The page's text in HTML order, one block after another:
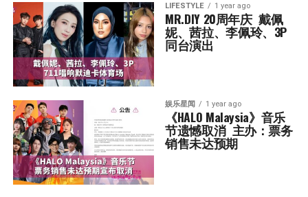
LIFESTYLE 1 year ago
MR.DIY 20周年庆  戴佩
妮、茜拉、李佩玲、3P
同台演出
娱乐星闻 1 year ago
《HALO Malaysia》音乐
节遗憾取消  主办：票务
销售未达预期